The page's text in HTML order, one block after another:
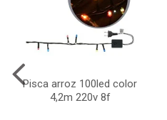
Pisca arroz 100led color
4,2m 220v 8f